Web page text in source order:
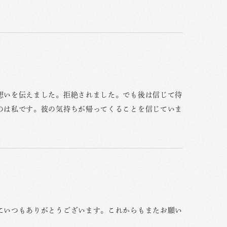
を伝えました。拒絶されました。でも後は信じて待
私です。彼の気持ちが帰ってくることを信じていま
つもありがとうございます。これからもまたお願い